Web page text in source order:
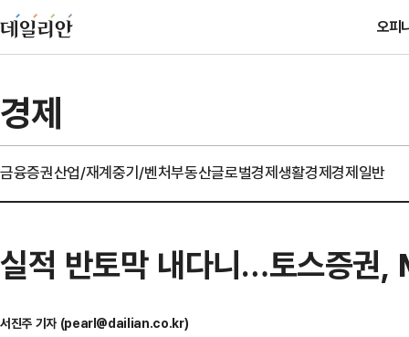
오피
경제
금융증권산업/재계중기/벤처부동산글로벌경제생활경제경제일반
실적 반토막 내다니…토스증권,
서진주 기자 (pearl@dailian.co.kr)